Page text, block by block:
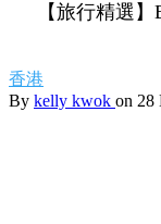
【旅行精選
香港
By kelly kwok on 28